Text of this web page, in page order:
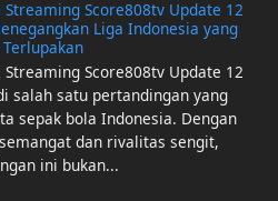
Score808tv Update 12
Liga Indonesia yang
Terlupakan
Score808tv Update 12
salah satu pertandingan yang
sepak bola Indonesia. Dengan
dan rivalitas sengit,
ini bukan...